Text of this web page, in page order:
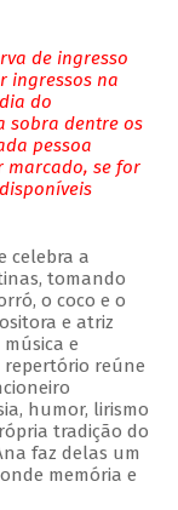
de ingresso
ingressos na
do
sobra dentre os
pessoa
marcado, se for
celebra a
tomando
o coco e o
e atriz
e
repertório reúne
humor, lirismo
tradição do
faz delas um
memória e